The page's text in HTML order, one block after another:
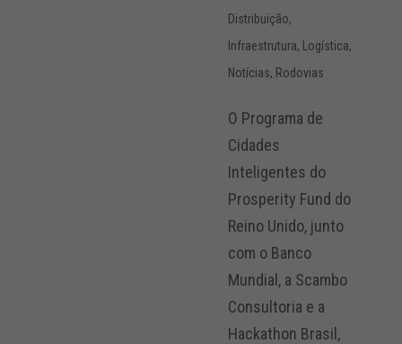
Distribuição,
Infraestrutura, Logística,
Notícias, Rodovias
O Programa de
Cidades
Inteligentes do
Prosperity Fund do
Reino Unido, junto
com o Banco
Mundial, a Scambo
Consultoria e a
Hackathon Brasil,